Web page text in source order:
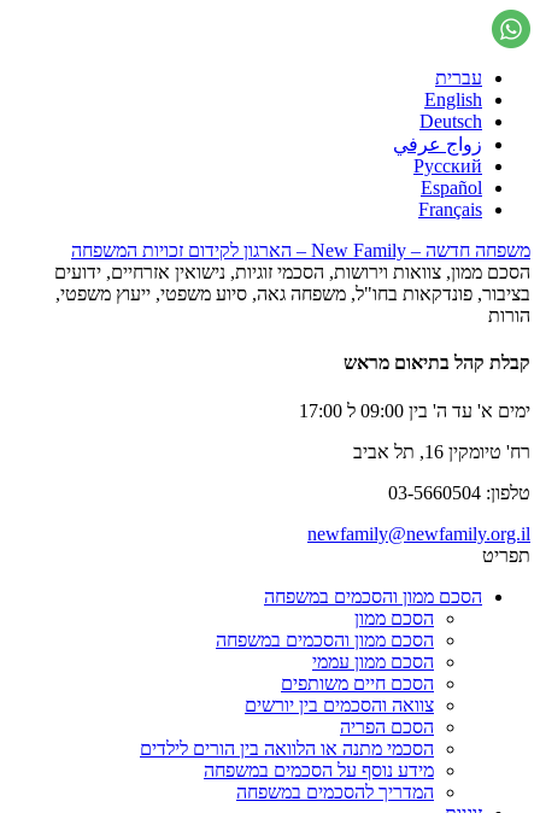
עברית
English
Deutsch
زواج عرفي
Русский
Español
Français
משפחה חדשה – New Family – הארגון לקידום זכויות המשפחה
הסכם ממון, צוואות וירושות, הסכמי זוגיות, נישואין אזרחיים, ידועים
בציבור, פונדקאות בחו"ל, משפחה גאה, סיוע משפטי, ייעוץ משפטי,
הורות
קבלת קהל בתיאום מראש
ימים א' עד ה' בין 09:00 ל 17:00
רח' טיומקין 16, תל אביב
טלפון: 03-5660504
newfamily@newfamily.org.il
תפריט
הסכם ממון והסכמים במשפחה
הסכם ממון
הסכם ממון והסכמים במשפחה
הסכם ממון עממי
הסכם חיים משותפים
צוואה והסכמים בין יורשים
הסכם הפריה
הסכמי מתנה או הלוואה בין הורים לילדים
מידע נוסף על הסכמים במשפחה
המדריך להסכמים במשפחה